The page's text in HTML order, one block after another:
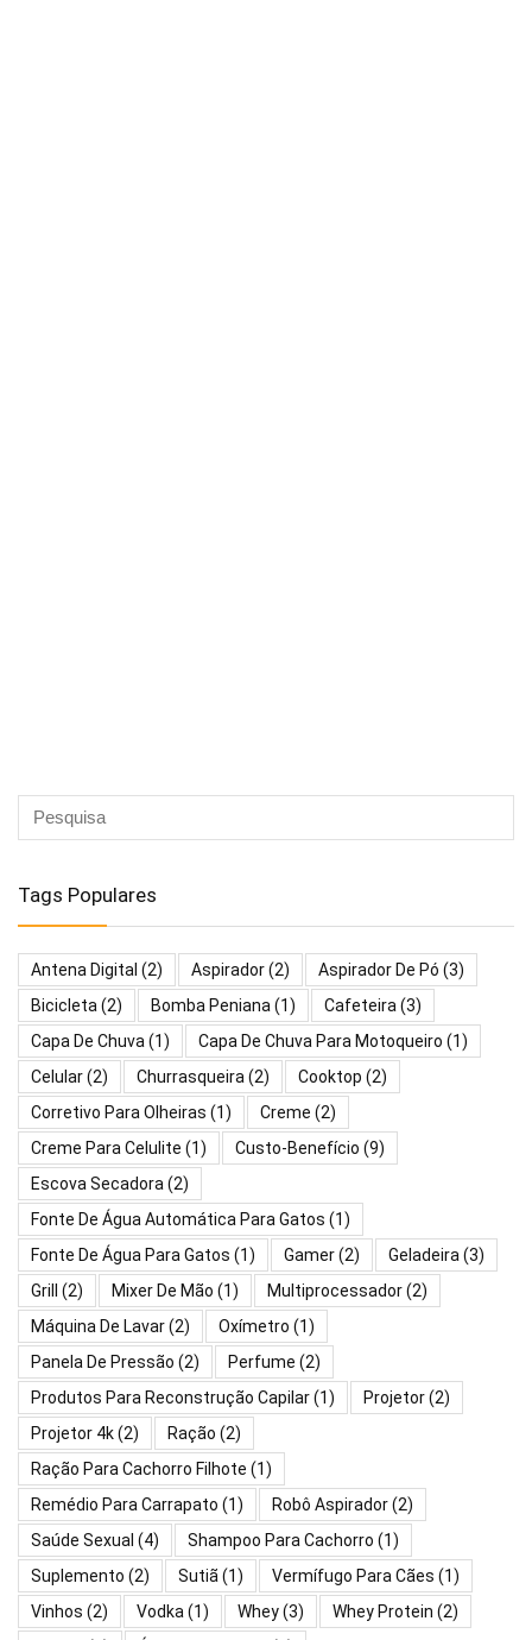
Tags Populares
Antena Digital (2) Aspirador(2) Aspirador De Pó (3)
Bicicleta (2) Bomba Peniana (1) Cafeteira (3)
Capa De Chuva (1) Capa De Chuva Para Motoqueiro (1)
Celular(2) Churrasqueira (2) Cooktop (2)
Corretivo Para Olheiras (1) Creme (2)
Creme Para Celulite (1) Custo-Benefício (9)
Escova Secadora (2)
Fonte De Água Automática Para Gatos (1)
Fonte De Água Para Gatos (1) Gamer(2) Geladeira (3)
Grill
(2) Mixer De Mão (1) Multiprocessador(2)
Máquina De Lavar(2) Oxímetro (1)
Panela De Pressão (2) Perfume (2)
Produtos Para Reconstrução Capilar(1) Projetor(2)
Projetor 4k(2) Ração (2)
Ração Para Cachorro Filhote (1)
Remédio Para Carrapato (1) Robô Aspirador(2)
Saúde Sexual (4) Shampoo Para Cachorro (1)
Suplemento (2) Sutiã (1) Vermífugo Para Cães (1)
Vinhos (2) Vodka (1) Whey(3) Whey Protein (2)